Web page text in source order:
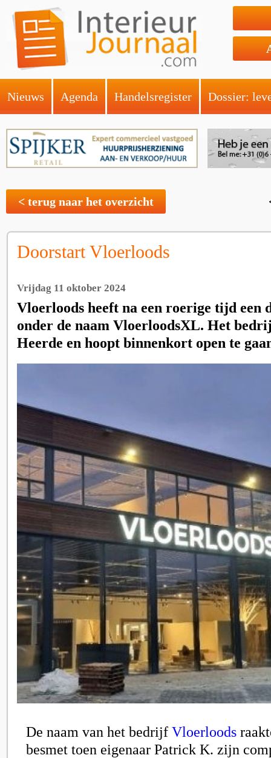
Nieuws Agenda Handelsregister Dossier:
< terug naar het overzicht
Doorstart Vloerloods
Vrijdag 11 oktober 2024
Vloerloods heeft na een roerige tijd een
onder de naam VloerloodsXL. Het
Heerde en hoopt binnenkort open te
De naam van het bedrijf Vloerloods
besmet toen eigenaar Patrick K. zijn